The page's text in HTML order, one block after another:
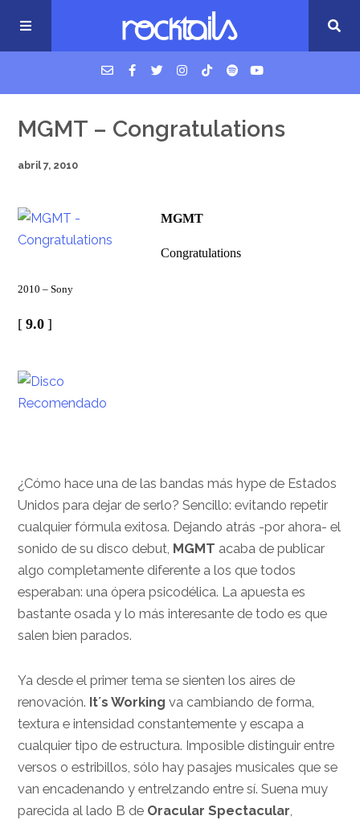
USM Podcast
Cigarrillos en la cama
Música nueva
MGMT – Congratulations
abril 7, 2010
MGMT
Congratulations
2010 – Sony
[ 9.0 ]
¿Cómo hace una de las bandas más hype de Estados
Unidos para dejar de serlo? Sencillo: evitando repetir
cualquier fórmula exitosa. Dejando atrás -por ahora- el
sonido de su disco debut, MGMT acaba de publicar
algo completamente diferente a los que todos
esperaban: una ópera psicodélica. La apuesta es
bastante osada y lo más interesante de todo es que
salen bien parados.
Ya desde el primer tema se sienten los aires de
renovación. It´s Working va cambiando de forma,
textura e intensidad constantemente y escapa a
cualquier tipo de estructura. Imposible distinguir entre
versos o estribillos, sólo hay pasajes musicales que se
van encadenando y entrelzando entre sí. Suena muy
parecida al lado B de Oracular Spectacular,